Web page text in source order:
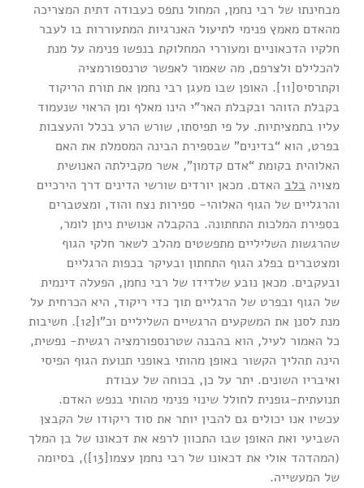
מבחינתו של רבי נחמן, המחול נתפס כעבודה דתית המצריכה
מהאדם מאמץ פנימי לתיעול האנרגיות המתעוררות בו לעבר
חלקיו הדכאוניים ומעוררי המחלוקת בנפשו פנימה על מנת
להכלילם ולצרפם, מה שאמור לאפשר טרנספורמציה
וקתרסיס[11]. האופן שבו מעגן רבי נחמן את תורת הריקוד
בקבלת הזוהר ובקבלת האר”י הינו מאלף ומן הראוי שנעמוד
עליו בתמציתיות. על פי תפיסתו, שורש הרע בכלל והעצבות
בפרט, הוא “בדינים” שבספירת הבינה המסמלת את האם
האלוהית בקומת “אדם קדמון”, אשר מקבילתה האנושית
מצויה בלב האדם. מכאן יורדים שורשי הדינים דרך הירכיים
והרגליים של הגוף האלוהי- ספירות נצח והוד, ומצטברים
בספירת המלכות התחתונה. בהקבלה אנושית ניתן לומר,
שהרגשות השליליים מתפשטים מהלב לשאר חלקי הגוף
ומצטברים בפלג הגוף התחתון ובעיקר בכפות הרגליים
ובעקבים. מכאן נובע שלדידו של רבי נחמן, הפעלה דינמית
של הגוף ובפרט של הרגליים תוך כדי ריקוד, היא הכרחית על
מנת לסנן את המשקעים הרגשיים השליליים וכ”ו[12]. חשיבות
כל האמור לעיל, הוא בהבנה שטרנספורמציה רגשית- נפשית,
הינה תהליך הקשור באופן מהותי באופני תנועת הגוף הפיסי
ואיבריו השונים. יתר על כן, בכוחה של עבודת
תנועתית-גופנית לחולל שינוי פנימי מהותי בנפש האדם.
עכשיו אנו יכולים גם להבין יותר את סוד ריקודו של הקבצן
השביעי ואת האופן שבו התכוון לרפא את דכאונו של בן המלך
(המהדהד אולי את דכאונו של רבי נחמן עצמו[13]), בסיומה
של המעשייה.